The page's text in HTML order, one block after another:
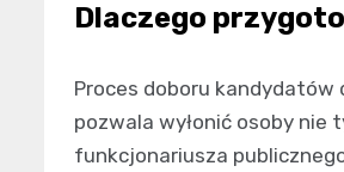
Dlaczego
Proces doboru kandydatów
pozwala wyłonić osoby nie
funkcjonariusza